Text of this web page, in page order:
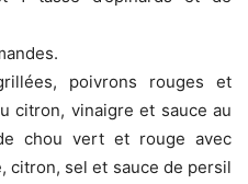
poivrons rouges et
citron, vinaigre et sauce au
chou vert et rouge avec
citron, sel et sauce de persil